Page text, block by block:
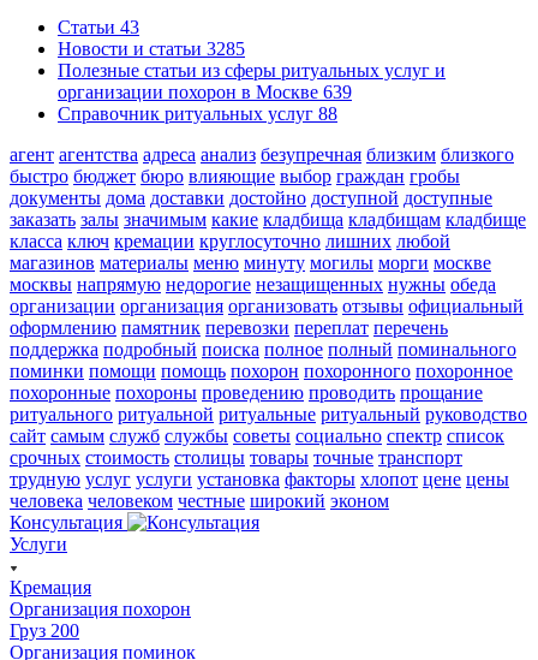
Cтатьи 43
Новости и статьи 3285
Полезные статьи из сферы ритуальных услуг и
организации похорон в Москве 639
Справочник ритуальных услуг 88
агент агентства адреса анализ безупречная близким близкого
быстро бюджет бюро влияющие выбор граждан гробы
документы дома доставки достойно доступной доступные
заказать залы значимым какие кладбища кладбищам кладбище
класса ключ кремации круглосуточно лишних любой
магазинов материалы меню минуту могилы морги москве
москвы напрямую недорогие незащищенных нужны обеда
организации организация организовать отзывы официальный
оформлению памятник перевозки переплат перечень
поддержка подробный поиска полное полный поминального
поминки помощи помощь похорон похоронного похоронное
похоронные похороны проведению проводить прощание
ритуального ритуальной ритуальные ритуальный руководство
сайт самым служб службы советы социально спектр список
срочных стоимость столицы товары точные транспорт
трудную услуг услуги установка факторы хлопот цене цены
человека человеком честные широкий эконом
Консультация
Услуги
Кремация
Организация похорон
Груз 200
Организация поминок